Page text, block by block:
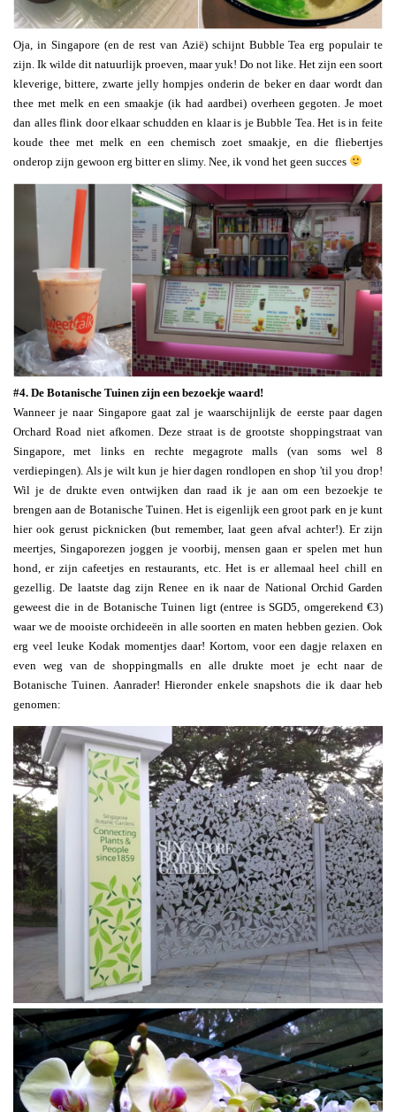
Oja, in Singapore (en de rest van Azië) schijnt Bubble Tea erg populair te
zijn. Ik wilde dit natuurlijk proeven, maar yuk! Do not like. Het zijn een soort
kleverige, bittere, zwarte jelly hompjes onderin de beker en daar wordt dan
thee met melk en een smaakje (ik had aardbei) overheen gegoten. Je moet
dan alles flink door elkaar schudden en klaar is je Bubble Tea. Het is in feite
koude thee met melk en een chemisch zoet smaakje, en die fliebertjes
onderop zijn gewoon erg bitter en slimy. Nee, ik vond het geen succes
#4. De Botanische Tuinen zijn een bezoekje waard!
Wanneer je naar Singapore gaat zal je waarschijnlijk de eerste paar dagen
Orchard Road niet afkomen. Deze straat is de grootste shoppingstraat van
Singapore, met links en rechte megagrote malls (van soms wel 8
verdiepingen). Als je wilt kun je hier dagen rondlopen en shop 'til you drop!
Wil je de drukte even ontwijken dan raad ik je aan om een bezoekje te
brengen aan de Botanische Tuinen. Het is eigenlijk een groot park en je kunt
hier ook gerust picknicken (but remember, laat geen afval achter!). Er zijn
meertjes, Singaporezen joggen je voorbij, mensen gaan er spelen met hun
hond, er zijn cafeetjes en restaurants, etc. Het is er allemaal heel chill en
gezellig. De laatste dag zijn Renee en ik naar de National Orchid Garden
geweest die in de Botanische Tuinen ligt (entree is SGD5, omgerekend €3)
waar we de mooiste orchideeën in alle soorten en maten hebben gezien. Ook
erg veel leuke Kodak momentjes daar! Kortom, voor een dagje relaxen en
even weg van de shoppingmalls en alle drukte moet je echt naar de
Botanische Tuinen. Aanrader! Hieronder enkele snapshots die ik daar heb
genomen: